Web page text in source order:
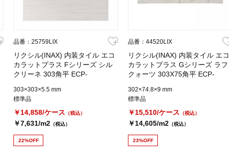
品番：25759LIX
リクシル(INAX) 内装タイル エコ
カラットプラス Fシリーズ シル
クリーネ 303角平 ECP-
303×303×5.5 mm
標準品
￥14,858/ケース （税込）
￥7,631/m2 （税込）
22%OFF
品番：44520LIX
リクシル(INAX) 内装タイル エコ
カラットプラス Gシリーズ ラフ
クォーツ 303X75角平 ECP-
302×74.8×9 mm
標準品
￥15,510/ケース （税込）
￥14,605/m2 （税込）
23%OFF